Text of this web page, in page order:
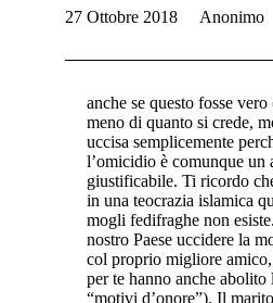
27 Ottobre 2018
Anonimo
anche se questo fosse
meno di quanto si crede,
uccisa semplicemente
l’omicidio è comunque un
giustificabile. Ti ricordo
in una teocrazia islamica
mogli fedifraghe non
nostro Paese uccidere la
col proprio migliore
per te hanno anche
“motivi d’onore”). Il